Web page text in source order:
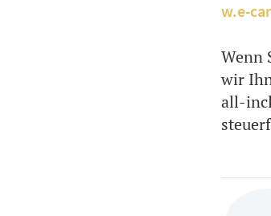
w.e-
Wenn
wir
all-